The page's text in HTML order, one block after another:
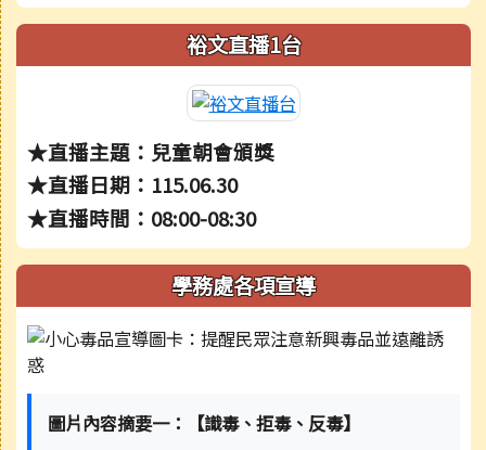
裕文直播1台
★直播主題：兒童朝會頒獎
★直播日期：115.06.30
★直播時間：08:00-08:30
學務處各項宣導
圖片內容摘要一：【識毒、拒毒、反毒】